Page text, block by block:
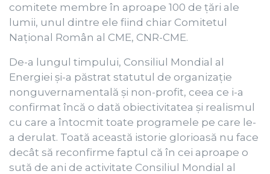
comitete membre în aproape 100 de țări ale
lumii, unul dintre ele fiind chiar Comitetul
Național Român al CME, CNR-CME.
De-a lungul timpului, Consiliul Mondial al
Energiei și-a păstrat statutul de organizație
nonguvernamentală și non-profit, ceea ce i-a
confirmat încă o dată obiectivitatea și realismul
cu care a întocmit toate programele pe care le-
a derulat. Toată această istorie glorioasă nu face
decât să reconfirme faptul că în cei aproape o
sută de ani de activitate Consiliul Mondial al